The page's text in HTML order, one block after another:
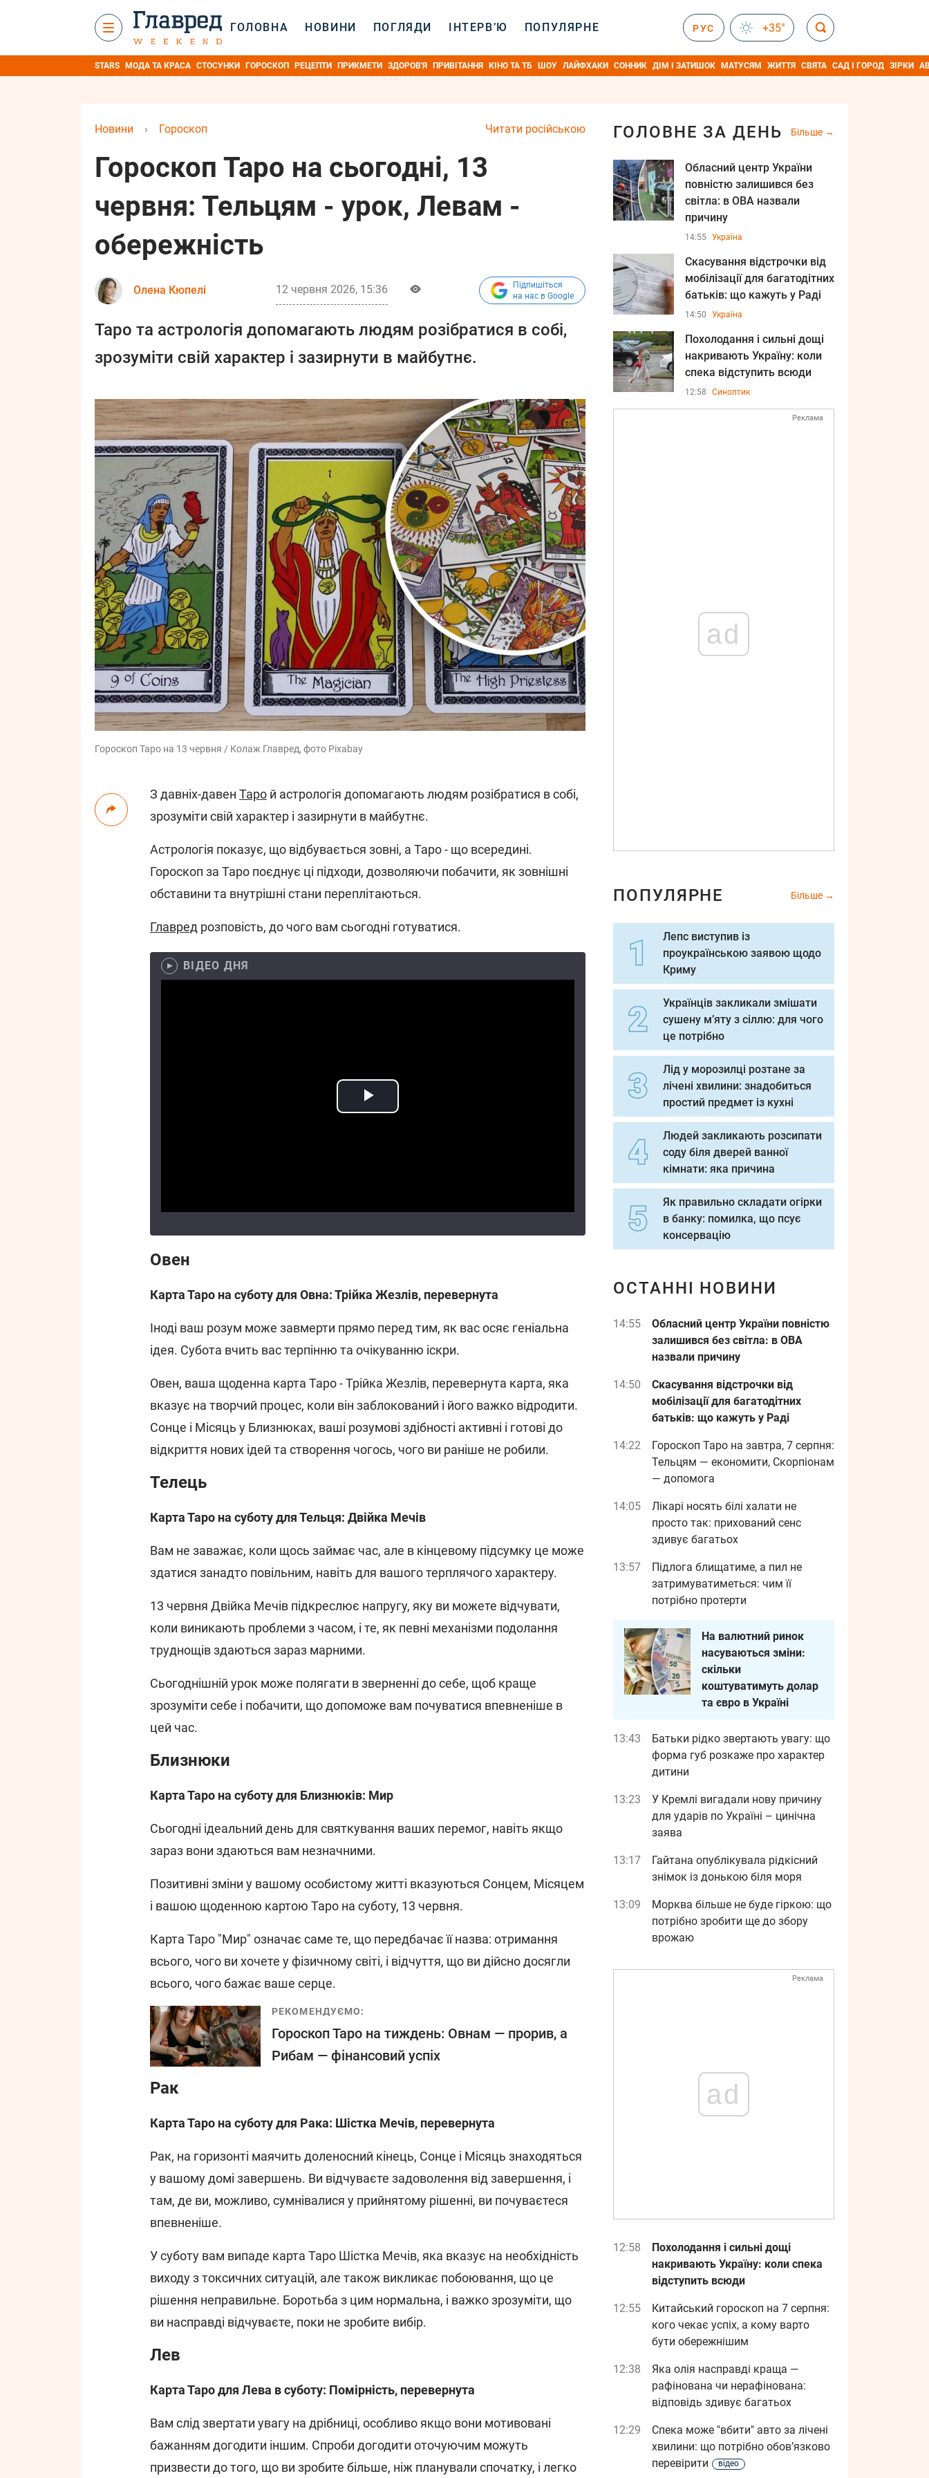
ГОЛОВНА НОВИНИ ПОГЛЯДИ ІНТЕРВ’Ю ПОПУЛЯРНЕ РУС +35°
STARS МОДА ТА КРАСА СТОСУНКИ ГОРОСКОП РЕЦЕПТИ ПРИКМЕТИ ЗДОРОВ'Я ПРИВІТАННЯ КІНО ТА ТБ ШОУ ЛАЙФХАКИ СОННИК ДІМ І ЗАТИШОК МАТУСЯМ ЖИТТЯ СВЯТА САД І ГОРОД ЗІРКИ
Читати російською
Новини › Гороскоп
Гороскоп Таро на сьогодні, 13
червня: Тельцям - урок, Левам -
обережність
Олена Кюпелі 12 червня 2026, 15:36
Підпишіться
на нас в Google
Таро та астрологія допомагають людям розібратися в собі,
зрозуміти свій характер і зазирнути в майбутнє.
Гороскоп Таро на 13 червня / Колаж Главред, фото Pixabay
З давніх-давен Таро й астрологія допомагають людям розібратися в собі,
зрозуміти свій характер і зазирнути в майбутнє.
Астрологія показує, що відбувається зовні, а Таро - що всередині.
Гороскоп за Таро поєднує ці підходи, дозволяючи побачити, як зовнішні
обставини та внутрішні стани переплітаються.
Главред розповість, до чого вам сьогодні готуватися.
ВІДЕО ДНЯ
Овен
Карта Таро на суботу для Овна: Трійка Жезлів, перевернута
Іноді ваш розум може завмерти прямо перед тим, як вас осяє геніальна
ідея. Субота вчить вас терпінню та очікуванню іскри.
Овен, ваша щоденна карта Таро - Трійка Жезлів, перевернута карта, яка
вказує на творчий процес, коли він заблокований і його важко відродити.
Сонце і Місяць у Близнюках, ваші розумові здібності активні і готові до
відкриття нових ідей та створення чогось, чого ви раніше не робили.
Телець
Карта Таро на суботу для Тельця: Двійка Мечів
Вам не заважає, коли щось займає час, але в кінцевому підсумку це може
здатися занадто повільним, навіть для вашого терплячого характеру.
13 червня Двійка Мечів підкреслює напругу, яку ви можете відчувати,
коли виникають проблеми з часом, і те, як певні механізми подолання
труднощів здаються зараз марними.
Сьогоднішній урок може полягати в зверненні до себе, щоб краще
зрозуміти себе і побачити, що допоможе вам почуватися впевненіше в
цей час.
Близнюки
Карта Таро на суботу для Близнюків: Мир
Сьогодні ідеальний день для святкування ваших перемог, навіть якщо
зараз вони здаються вам незначними.
Позитивні зміни у вашому особистому житті вказуються Сонцем, Місяцем
і вашою щоденною картою Таро на суботу, 13 червня.
Карта Таро "Мир" означає саме те, що передбачає її назва: отримання
всього, чого ви хочете у фізичному світі, і відчуття, що ви дійсно досягли
всього, чого бажає ваше серце.
РЕКОМЕНДУЄМО:
Гороскоп Таро на тиждень: Овнам — прорив, а
Рибам — фінансовий успіх
Рак
Карта Таро на суботу для Рака: Шістка Мечів, перевернута
Рак, на горизонті маячить доленосний кінець, Сонце і Місяць знаходяться
у вашому домі завершень. Ви відчуваєте задоволення від завершення, і
там, де ви, можливо, сумнівалися у прийнятому рішенні, ви почуваєтеся
впевненіше.
У суботу вам випаде карта Таро Шістка Мечів, яка вказує на необхідність
виходу з токсичних ситуацій, але також викликає побоювання, що це
рішення неправильне. Боротьба з цим нормальна, і важко зрозуміти, що
ви насправді відчуваєте, поки не зробите вибір.
Лев
Карта Таро для Лева в суботу: Помірність, перевернута
Вам слід звертати увагу на дрібниці, особливо якщо вони мотивовані
бажанням догодити іншим. Спроби догодити оточуючим можуть
призвести до того, що ви зробите більше, ніж планували спочатку, і легко
ГОЛОВНЕ ЗА ДЕНЬ Більше
Обласний центр України
повністю залишився без
світла: в ОВА назвали
причину
14:55 Україна
Скасування відстрочки від
мобілізації для багатодітних
батьків: що кажуть у Раді
14:50 Україна
Похолодання і сильні дощі
накривають Україну: коли
спека відступить всюди
12:58 Синоптик
Реклама
ad
ПОПУЛЯРНЕ Більше
Лепс виступив із
проукраїнською заявою щодо
Криму
Українців закликали змішати
сушену м’яту з сіллю: для чого
це потрібно
Лід у морозилці розтане за
лічені хвилини: знадобиться
простий предмет із кухні
Людей закликають розсипати
соду біля дверей ванної
кімнати: яка причина
Як правильно складати огірки
в банку: помилка, що псує
консервацію
ОСТАННІ НОВИНИ
14:55
Обласний центр України повністю
залишився без світла: в ОВА
назвали причину
14:50
Скасування відстрочки від
мобілізації для багатодітних
батьків: що кажуть у Раді
14:22
Гороскоп Таро на завтра, 7 серпня:
Тельцям — економити, Скорпіонам
— допомога
14:05
Лікарі носять білі халати не
просто так: прихований сенс
здивує багатьох
13:57
Підлога блищатиме, а пил не
затримуватиметься: чим її
потрібно протерти
На валютний ринок
насуваються зміни:
скільки
коштуватимуть долар
та євро в Україні
13:43
Батьки рідко звертають увагу: що
форма губ розкаже про характер
дитини
13:23
У Кремлі вигадали нову причину
для ударів по Україні – цинічна
заява
13:17
Гайтана опублікувала рідкісний
знімок із донькою біля моря
13:09
Морква більше не буде гіркою: що
потрібно зробити ще до збору
врожаю
Реклама
ad
12:58
Похолодання і сильні дощі
накривають Україну: коли спека
відступить всюди
12:55
Китайський гороскоп на 7 серпня:
кого чекає успіх, а кому варто
бути обережнішим
12:38
Яка олія насправді краща —
рафінована чи нерафінована:
відповідь здивує багатьох
12:29
Спека може "вбити" авто за лічені
хвилини: що потрібно обов’язково
перевірити
відео